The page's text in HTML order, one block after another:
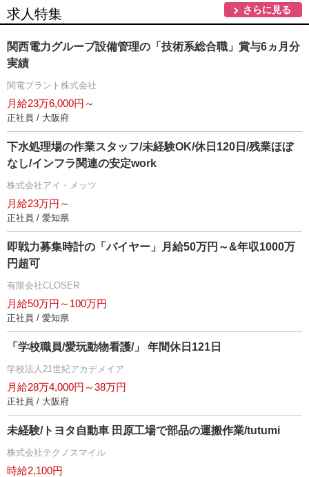
求人特集 さらに見る
関西電力グループ設備管理の「技術系総合職」賞与6ヵ月分
実績
関電プラント株式会社
月給23万6,000円～
正社員 / 大阪府
下水処理場の作業スタッフ/未経験OK/休日120日/残業ほぼ
なし/インフラ関連の安定work
株式会社アイ・メッツ
月給23万円～
正社員 / 愛知県
即戦力募集時計の「バイヤー」月給50万円～&年収1000万
円超可
有限会社CLOSER
月給50万円～100万円
正社員 / 愛知県
「学校職員/愛玩動物看護/」 年間休日121日
学校法人21世紀アカデメイア
月給28万4,000円～38万円
正社員 / 大阪府
未経験/トヨタ自動車 田原工場で部品の運搬作業/tutumi
株式会社テクノスマイル
時給2,100円